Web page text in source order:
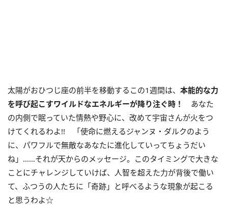
太陽がおひつじ座の前半を移動するこの1週間は、 本能的な力
を呼び起こすワイルドなエネルギーが降り注ぐ時！
あなた
の内側で眠っていた情熱や野心に、改めて宇宙さんが火をつ
けてくれるわよ!! 「使命に燃えるジャンヌ・ダルクのよう
に、パワフルで無敵なあなたに進化していってちょうだい
ね」……それが天からのメッセージ。このタイミングで大きな
ことにチャレンジしていけば、人智を超えた力が背後で働い
て、ふつうの人たちに「奇跡」と呼べるような現象が起こる
と思うわよ☆